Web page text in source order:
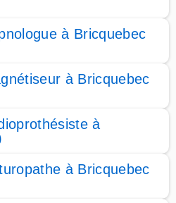
à Bricquebec
à Bricquebec
à
à Bricquebec